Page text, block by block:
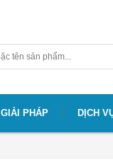
GIẢI PHÁP DỊCH